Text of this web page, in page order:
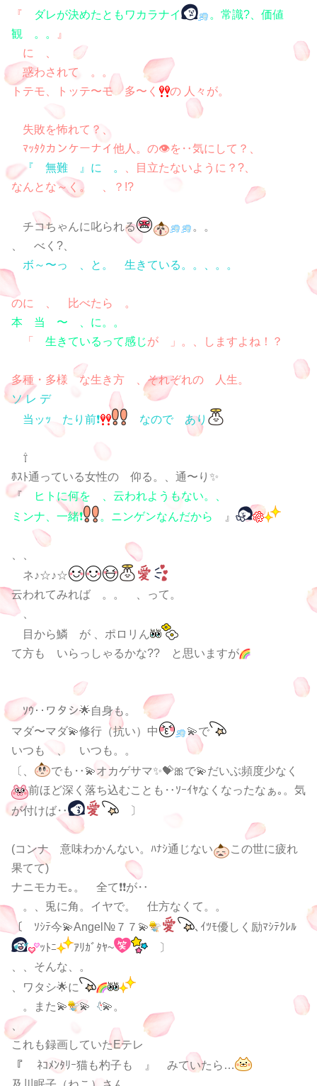
『 ダレが決めたともワカラナイ
。常識?、価値
観 。。
』
に 、
惑わされて 。。
トテモ、トッテ〜モ 多〜く
の 人々が。
失敗を怖れて？、
ﾏｯﾀｸカンケーナイ他人。の👁を‥気にして？、
『 無難 』に 。
、目立たないように？?、
なんとな～く。 、？!?
チコちゃんに叱られる
。。
、 べく?、
ボ～〜っ 、と。 生きている。。、。。
のに 、 比べたら 。
本 当 〜 、に。。
「 生きているって感じが 」。、しますよね！？
多種・多様 な生き方 、それぞれの 人生。
ソ レ デ
当ッｯ たり前❗
なので あり
⇧
ﾎｽﾄ通っている女性の 仰る。、通〜り✨
『 ヒトに何を 、云われようもない。、
ミンナ、一緒❗
。ニンゲンなんだから 』
ネ♪☆♪☆
云われてみれば 。。 、って。
、
目から鱗 が 、ポロリん
て方も いらっしゃるかな?? と思いますが
ｿｳ‥ワタシ🌟自身も。
マダ〜マダ💫修行（抗い）中
💫で
いつも 、 いつも。。
〔、
でも‥💫オカゲサマ✨💝🎀で💫だいぶ頻度少なく
前ほど深く落ち込むことも‥ｿｰｲﾔなくなったなぁ｡。気
が付けば‥
〕
(コンナ 意味わかんない。ﾊﾅｼ通じない
この世に疲れ
果てて)
ナニモカモ｡。 全て❗❗が‥
。、兎に角。イヤで。 仕方なくて。。
〔 ｿｼﾃ今💫Angel№７７💫
､ｲﾂﾓ優しく励ﾏｼﾃｸﾚﾙ
ｯﾄﾆ
ｱﾘｶﾞﾀﾔ~
〕
、、そんな、。
、ワタシ🌟に
。また💫
💫
💫。
これも録画していたEテレ
『 ﾈｺﾒﾝﾀﾘｰ猫も杓子も 』 みていたら…